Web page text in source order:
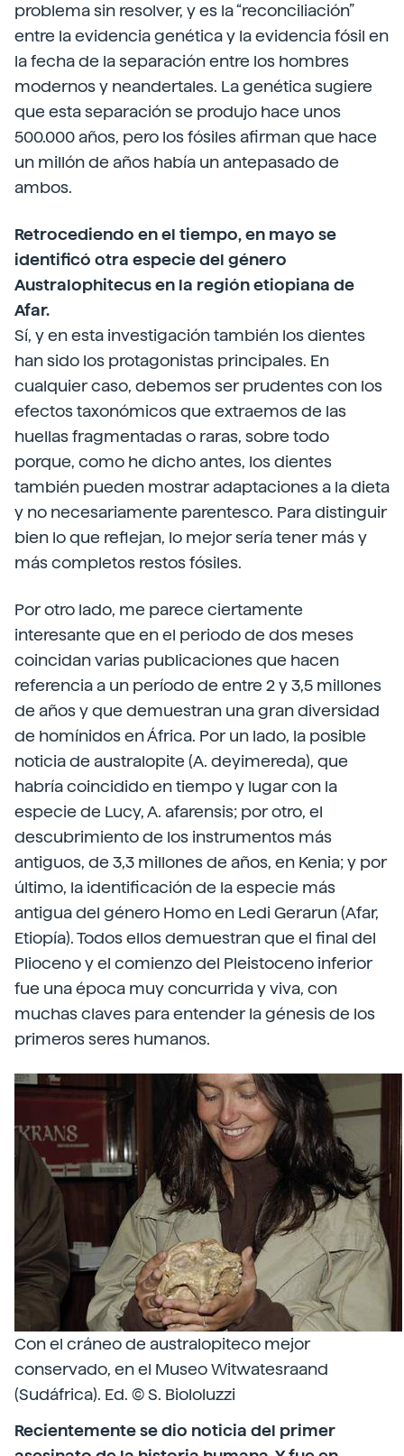
problema sin resolver, y es la “reconciliación”
entre la evidencia genética y la evidencia fósil en
la fecha de la separación entre los hombres
modernos y neandertales. La genética sugiere
que esta separación se produjo hace unos
500.000 años, pero los fósiles afirman que hace
un millón de años había un antepasado de
ambos.
Retrocediendo en el tiempo, en mayo se
identificó otra especie del género
Australophitecus en la región etiopiana de
Afar.
Sí, y en esta investigación también los dientes
han sido los protagonistas principales. En
cualquier caso, debemos ser prudentes con los
efectos taxonómicos que extraemos de las
huellas fragmentadas o raras, sobre todo
porque, como he dicho antes, los dientes
también pueden mostrar adaptaciones a la dieta
y no necesariamente parentesco. Para distinguir
bien lo que reflejan, lo mejor sería tener más y
más completos restos fósiles.
Por otro lado, me parece ciertamente
interesante que en el periodo de dos meses
coincidan varias publicaciones que hacen
referencia a un período de entre 2 y 3,5 millones
de años y que demuestran una gran diversidad
de homínidos en África. Por un lado, la posible
noticia de australopite (A. deyimereda), que
habría coincidido en tiempo y lugar con la
especie de Lucy, A. afarensis; por otro, el
descubrimiento de los instrumentos más
antiguos, de 3,3 millones de años, en Kenia; y por
último, la identificación de la especie más
antigua del género Homo en Ledi Gerarun (Afar,
Etiopía). Todos ellos demuestran que el final del
Plioceno y el comienzo del Pleistoceno inferior
fue una época muy concurrida y viva, con
muchas claves para entender la génesis de los
primeros seres humanos.
Con el cráneo de australopiteco mejor
conservado, en el Museo Witwatesraand
(Sudáfrica). Ed. © S. Biololuzzi
Recientemente se dio noticia del primer